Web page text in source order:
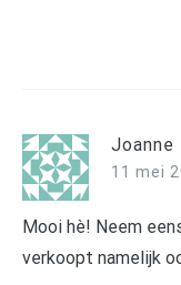
Joanne
11 mei
Mooi hè! Neem
verkoopt namelijk